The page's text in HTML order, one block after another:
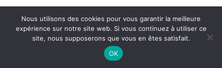
Nous utilisons des cookies pour vous garantir la meilleure
expérience sur notre site web. Si vous continuez à utiliser ce
site, nous supposerons que vous en êtes satisfait.
OK